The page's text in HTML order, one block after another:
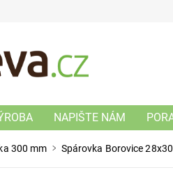
NAPIŠTE NÁM
300 mm Spárovka Borovice